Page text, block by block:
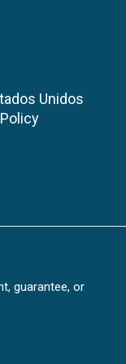
Unidos
guarantee, or